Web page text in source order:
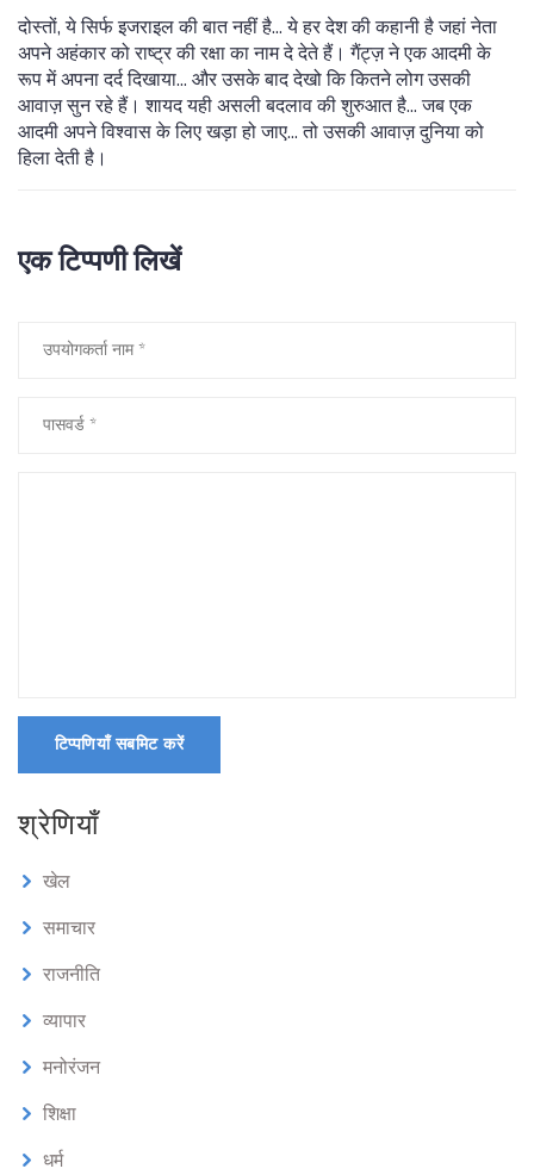
दोस्तों, ये सिर्फ इजराइल की बात नहीं है... ये हर देश की कहानी है जहां नेता
अपने अहंकार को राष्ट्र की रक्षा का नाम दे देते हैं। गैंट्ज़ ने एक आदमी के
रूप में अपना दर्द दिखाया... और उसके बाद देखो कि कितने लोग उसकी
आवाज़ सुन रहे हैं। शायद यही असली बदलाव की शुरुआत है... जब एक
आदमी अपने विश्वास के लिए खड़ा हो जाए... तो उसकी आवाज़ दुनिया को
हिला देती है।
एक टिप्पणी लिखें
टिप्पणियाँ सबमिट करें
श्रेणियाँ
खेल
समाचार
राजनीति
व्यापार
मनोरंजन
शिक्षा
धर्म